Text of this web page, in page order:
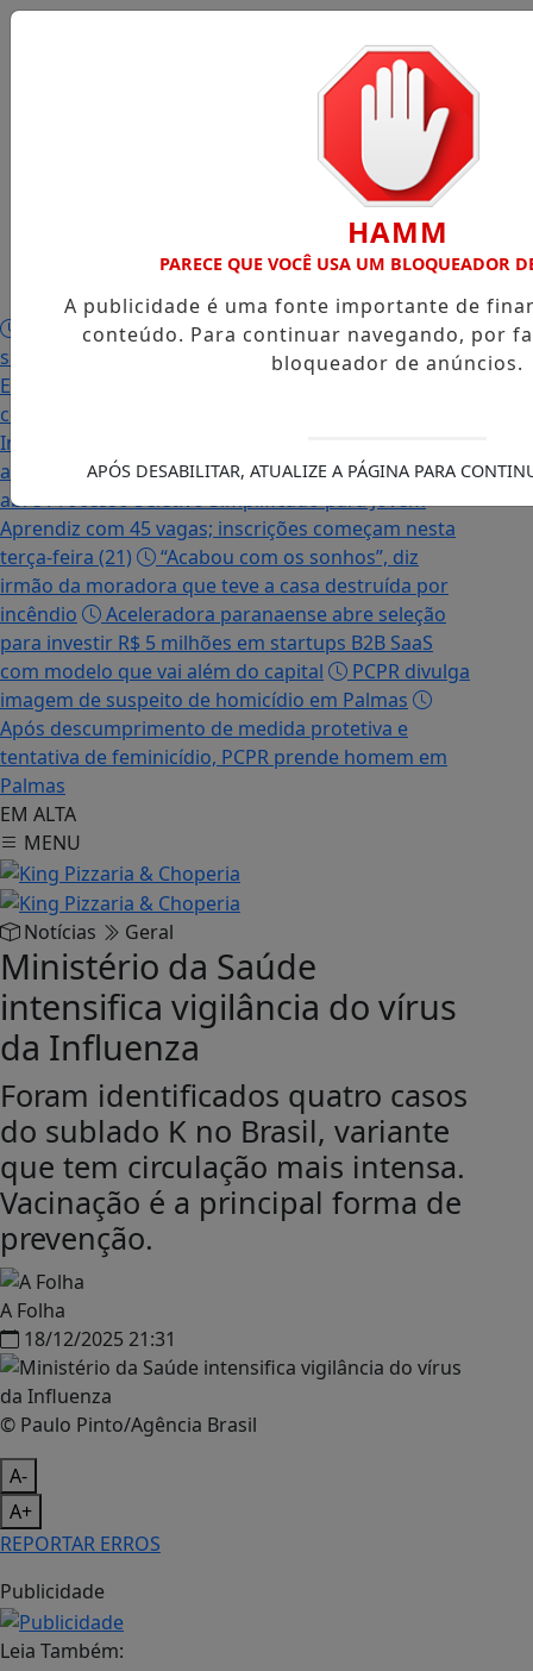
Início/
Notícias
Contato/
Publicidades
Legais/
Prefeitura abre PSS com vagas em seis funções e
salários que chegam a R$ 3,8 mil
Igreja do Divino
Espírito Santo
contempladas com programas estaduais
Intercambista palmense comenta sobre sua viagem
ao Canadá e destaca o aprendizado
Prefeitura
abre Processo Seletivo Simplificado para Jovem
Aprendiz com 45 vagas; inscrições começam nesta
terça-feira (21)
“Acabou com os sonhos”, diz
irmão da moradora que teve a casa destruída por
incêndio
Aceleradora paranaense abre seleção
para investir R$ 5 milhões em startups B2B SaaS
com modelo que vai além do capital
PCPR divulga
imagem de suspeito de homicídio em Palmas
Após descumprimento de medida protetiva e
tentativa de feminicídio, PCPR prende homem em
Palmas
EM ALTA
MENU
Notícias Geral
Ministério da Saúde
intensifica vigilância do vírus
da Influenza
Foram identificados quatro casos
do sublado K no Brasil, variante
que tem circulação mais intensa.
Vacinação é a principal forma de
prevenção.
A Folha
18/12/2025 21:31
© Paulo Pinto/Agência Brasil
A-
A+
REPORTAR ERROS
Publicidade
Leia Também:
HAMM
PARECE QUE VOCÊ USA UM BLOQUEADOR
A publicidade é uma fonte importante de
conteúdo. Para continuar navegando, por
bloqueador de anúncios.
APÓS DESABILITAR, ATUALIZE A PÁGINA PARA